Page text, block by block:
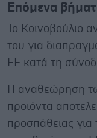
Επόμενα
Το Κοινοβούλιο
του για
ΕΕ κατά τη
Η αναθεώρηση
προϊόντα
προσπάθειας